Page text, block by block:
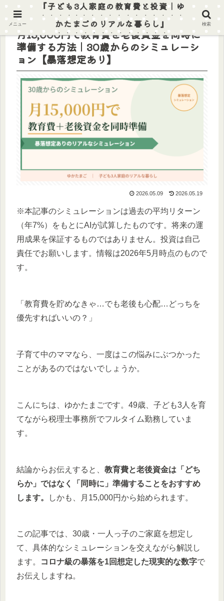
月15,000円で教育費と老後資金を同時に
準備する方法｜30歳からのシミュレーシ
ョン【暴落想定あり】
2026.05.09 2026.05.19
※本記事のシミュレーションは過去の平均リターン
（年7%）をもとにAIが試算したものです。将来の運
用成果を保証するものではありません。投資は自己
責任でお願いします。情報は2026年5月時点のもので
す。
「教育費を貯めなきゃ…でも老後も心配…どっちを
優先すればいいの？」
子育て中のママなら、一度はこの悩みにぶつかった
ことがあるのではないでしょうか。
こんにちは、ゆかたまごです。49歳、子ども3人を育
てながら税理士事務所でフルタイム勤務していま
す。
結論からお伝えすると、 教育費と老後資金は「どち
らか」ではなく「同時に」準備することをおすすめ
します。
しかも、月15,000円から始められます。
この記事では、30歳・一人っ子のご家庭を想定し
て、具体的なシミュレーションを交えながら解説し
ます。
コロナ級の暴落を1回想定した現実的な数字で
お伝えしますね。
メニュー
『子ども3人家庭の教育費と投資｜ゆ
かたまごのリアルな暮らし』
検索